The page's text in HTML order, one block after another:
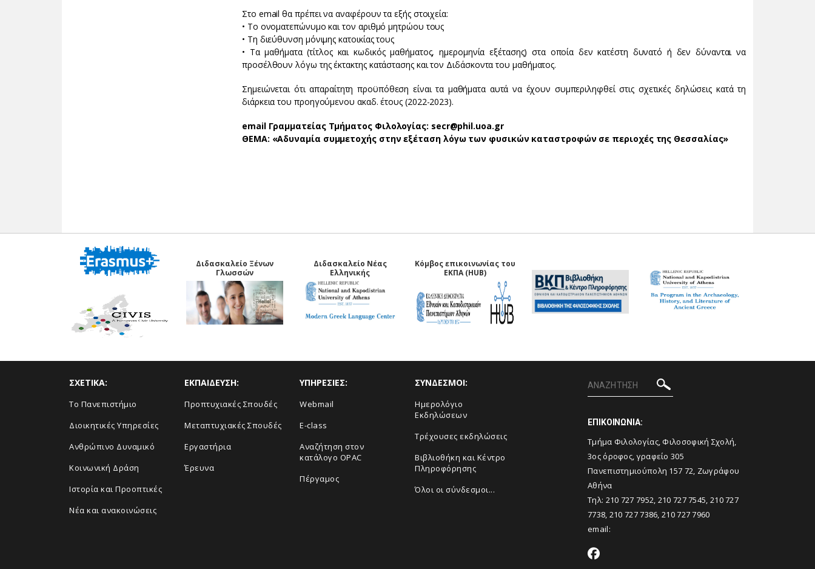
Στο email θα πρέπει να αναφέρουν τα εξής στοιχεία:
• Το ονοματεπώνυμο και τον αριθμό μητρώου τους
• Τη διεύθυνση μόνιμης κατοικίας τους
• Τα μαθήματα (τίτλος και κωδικός μαθήματος, ημερομηνία εξέτασης) στα οποία δεν κατέστη δυνατό ή δεν δύνανται να
προσέλθουν λόγω της έκτακτης κατάστασης και τον Διδάσκοντα του μαθήματος.
Σημειώνεται ότι απαραίτητη προϋπόθεση είναι τα μαθήματα αυτά να έχουν συμπεριληφθεί στις σχετικές δηλώσεις κατά τη
διάρκεια του προηγούμενου ακαδ. έτους (2022-2023).
email Γραμματείας Τμήματος Φιλολογίας: secr@phil.uoa.gr
ΘΕΜΑ: «Αδυναμία συμμετοχής στην εξέταση λόγω των φυσικών καταστροφών σε περιοχές της Θεσσαλίας»
Διδασκαλείο Ξένων
Γλωσσών
Διδασκαλείο Νέας
Ελληνικής
Κόμβος επικοινωνίας του
ΕΚΠΑ (HUB)
ΣΧΕΤΙΚΑ:
Το Πανεπιστήμιο
Διοικητικές Υπηρεσίες
Ανθρώπινο Δυναμικό
Κοινωνική Δράση
Ιστορία και Προοπτικές
Νέα και ανακοινώσεις
ΕΚΠΑΙΔΕΥΣΗ:
Προπτυχιακές Σπουδές
Μεταπτυχιακές Σπουδές
Εργαστήρια
Έρευνα
ΥΠΗΡΕΣΙΕΣ:
Webmail
E-class
Αναζήτηση στον
κατάλογο OPAC
Πέργαμος
ΣΥΝΔΕΣΜΟΙ:
Ημερολόγιο
Εκδηλώσεων
Τρέχουσες εκδηλώσεις
Βιβλιοθήκη και Κέντρο
Πληροφόρησης
Όλοι οι σύνδεσμοι...
ΕΠΙΚΟΙΝΩΝΙΑ:
Tμήμα Φιλολογίας, Φιλοσοφική Σχολή,
3ος όροφος, γραφείο 305
Πανεπιστημιούπολη 157 72, Ζωγράφου
Αθήνα
Τηλ: 210 727 7952, 210 727 7545, 210 727
7738, 210 727 7386, 210 727 7960
email: